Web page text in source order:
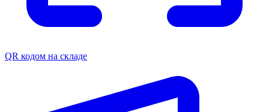
QR кодом на складе